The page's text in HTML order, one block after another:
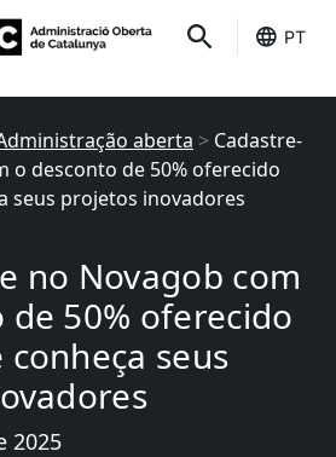
PT
aberta > Cadastre-
o desconto de 50% oferecido
seus projetos inovadores
no Novagob com
de 50% oferecido
conheça seus
2025